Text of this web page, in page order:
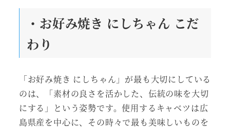
・お好み焼き にしちゃん こだ
わり
「お好み焼き にしちゃん」が最も大切にしている
のは、「素材の良さを活かした、伝統の味を大切
にする」という姿勢です。使用するキャベツは広
島県産を中心に、その時々で最も美味しいものを